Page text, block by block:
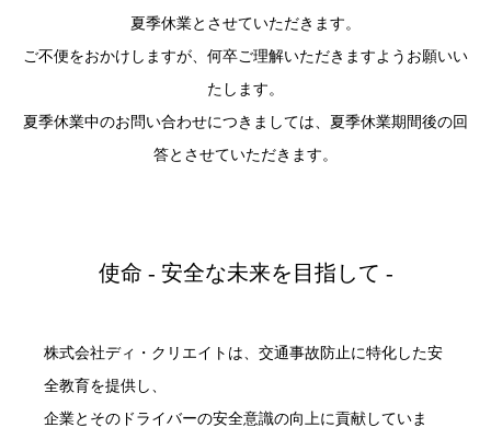
夏季休業とさせていただきます。
ご不便をおかけしますが、何卒ご理解いただきますようお願いい
たします。
夏季休業中のお問い合わせにつきましては、夏季休業期間後の回
答とさせていただきます。
使命 - 安全な未来を目指して -
株式会社ディ・クリエイトは、交通事故防止に特化した安
全教育を提供し、
企業とそのドライバーの安全意識の向上に貢献していま